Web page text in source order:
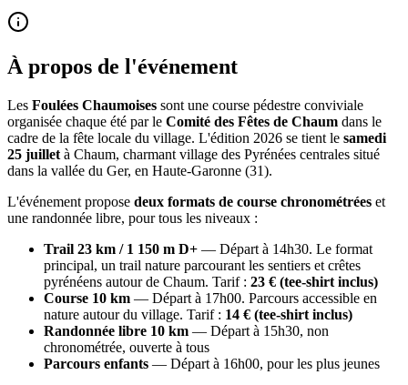
À propos de l'événement
Les Foulées Chaumoises sont une course pédestre conviviale
organisée chaque été par le Comité des Fêtes de Chaum dans le
cadre de la fête locale du village. L'édition 2026 se tient le samedi
25 juillet à Chaum, charmant village des Pyrénées centrales situé
dans la vallée du Ger, en Haute-Garonne (31).
L'événement propose deux formats de course chronométrées et
une randonnée libre, pour tous les niveaux :
Trail 23 km / 1 150 m D+ — Départ à 14h30. Le format
principal, un trail nature parcourant les sentiers et crêtes
pyrénéens autour de Chaum. Tarif : 23 € (tee-shirt inclus)
Course 10 km — Départ à 17h00. Parcours accessible en
nature autour du village. Tarif : 14 € (tee-shirt inclus)
Randonnée libre 10 km — Départ à 15h30, non
chronométrée, ouverte à tous
Parcours enfants — Départ à 16h00, pour les plus jeunes